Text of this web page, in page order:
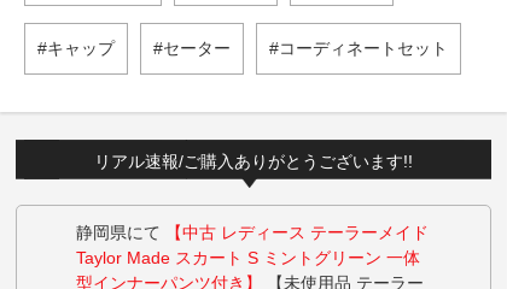
キャップ セーター コーディネートセット
リアル速報/ご購入ありがとうございます!!
静岡県にて
【中古 レディース テーラーメイド
Taylor Made スカート S ミントグリーン 一体
型インナーパンツ付き】
【未使用品 テーラー